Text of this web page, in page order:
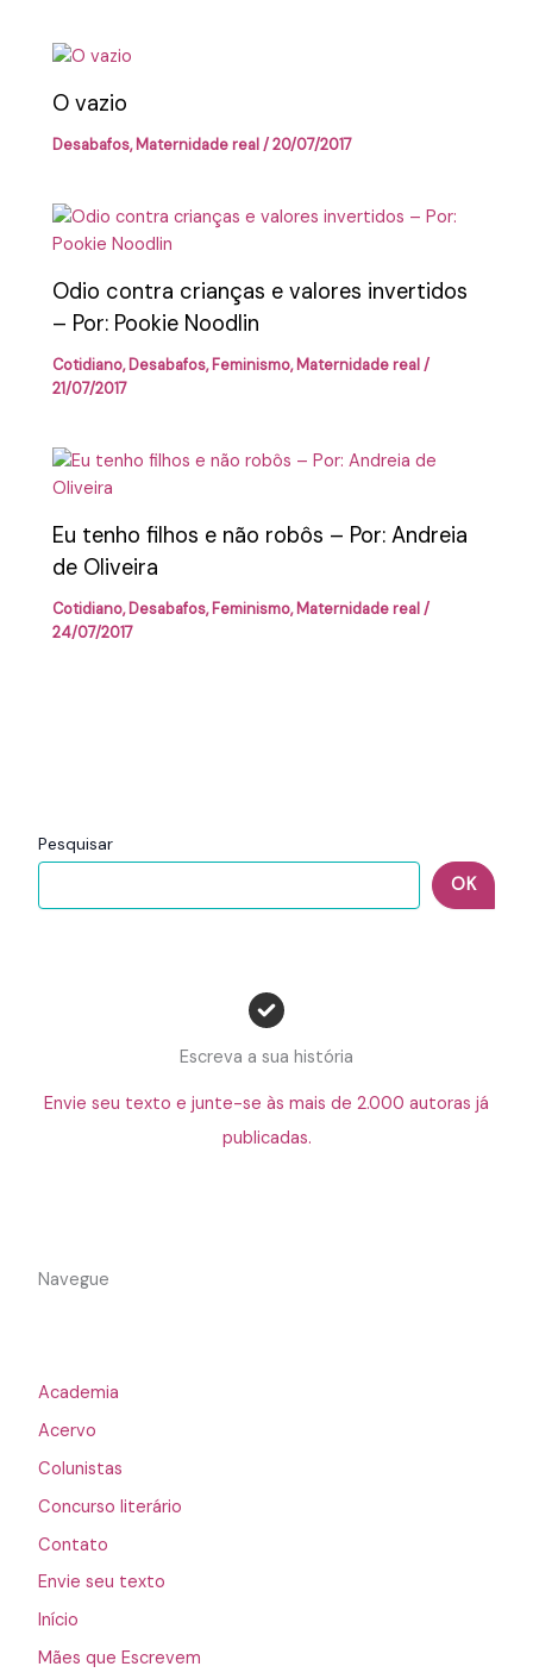
Pesquisar
OK
Escreva a sua história
Envie seu texto e junte-se às mais de 2.000 autoras já
publicadas.
Navegue
Academia
Acervo
Colunistas
Concurso literário
Contato
Envie seu texto
Início
Mães que Escrevem
O vazio
Desabafos,Maternidade real/20/07/2017
Odio contra crianças e valores invertidos
– Por: Pookie Noodlin
Cotidiano,Desabafos,Feminismo,Maternidade real/
21/07/2017
Eu tenho filhos e não robôs – Por: Andreia
de Oliveira
Cotidiano,Desabafos,Feminismo,Maternidade real/
24/07/2017